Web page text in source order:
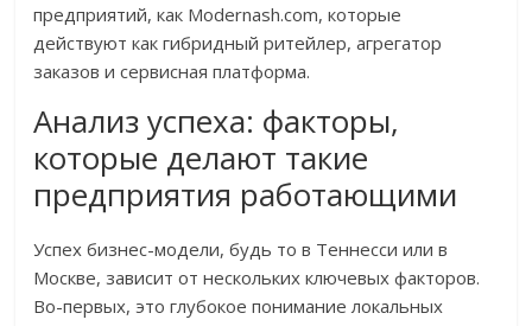
предприятий, как Modernash.com, которые
действуют как гибридный ритейлер, агрегатор
заказов и сервисная платформа.
Анализ успеха: факторы,
которые делают такие
предприятия работающими
Успех бизнес-модели, будь то в Теннесси или в
Москве, зависит от нескольких ключевых факторов.
Во-первых, это глубокое понимание локальных